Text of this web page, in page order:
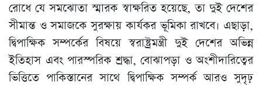
রোধে যে সমঝোতা স্মারক স্বাক্ষরিত হয়েছে, তা দুই দেশের
সীমান্ত ও সমাজকে সুরক্ষায় কার্যকর ভূমিকা রাখবে। এছাড়া,
দ্বিপাক্ষিক সম্পর্কের বিষয়ে স্বরাষ্ট্রমন্ত্রী দুই দেশের অভিন্ন
ইতিহাস এবং পারস্পরিক শ্রদ্ধা, বোঝাপড়া ও অংশীদারিত্বের
ভিত্তিতে পাকিস্তানের সাথে দ্বিপাক্ষিক সম্পর্ক আরও সুদৃঢ়